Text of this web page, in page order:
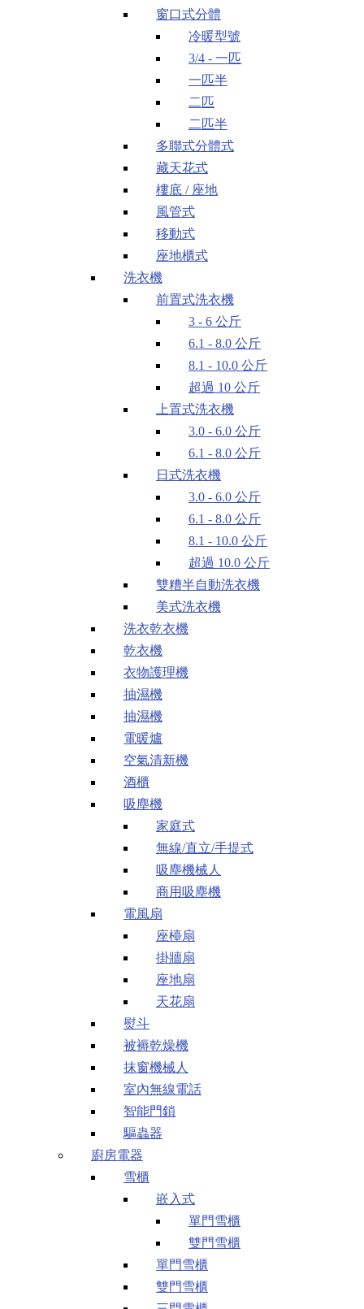
窗口式分體
冷暖型號
3/4 - 一匹
一匹半
二匹
二匹半
多聯式分體式
藏天花式
樓底 / 座地
風管式
移動式
座地櫃式
洗衣機
前置式洗衣機
3 - 6 公斤
6.1 - 8.0 公斤
8.1 - 10.0 公斤
超過 10 公斤
上置式洗衣機
3.0 - 6.0 公斤
6.1 - 8.0 公斤
日式洗衣機
3.0 - 6.0 公斤
6.1 - 8.0 公斤
8.1 - 10.0 公斤
超過 10.0 公斤
雙糟半自動洗衣機
美式洗衣機
洗衣乾衣機
乾衣機
衣物護理機
抽濕機
抽濕機
電暖爐
空氣清新機
酒櫃
吸塵機
家庭式
無線/直立/手提式
吸塵機械人
商用吸塵機
電風扇
座檯扇
掛牆扇
座地扇
天花扇
熨斗
被褥乾燥機
抹窗機械人
室內無線電話
智能門鎖
驅蟲器
廚房電器
雪櫃
嵌入式
單門雪櫃
雙門雪櫃
單門雪櫃
雙門雪櫃